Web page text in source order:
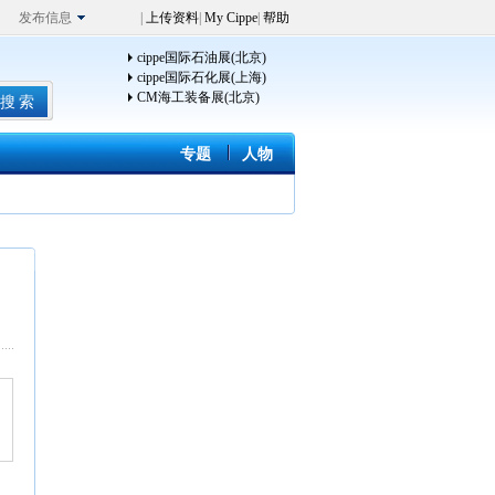
发布信息 上传资料 My Cippe 帮助
cippe国际石油展(北京)
cippe国际石化展(上海)
CM海工装备展(北京)
专题 人物